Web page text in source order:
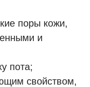
поры кожи,
и
пота;
свойством,